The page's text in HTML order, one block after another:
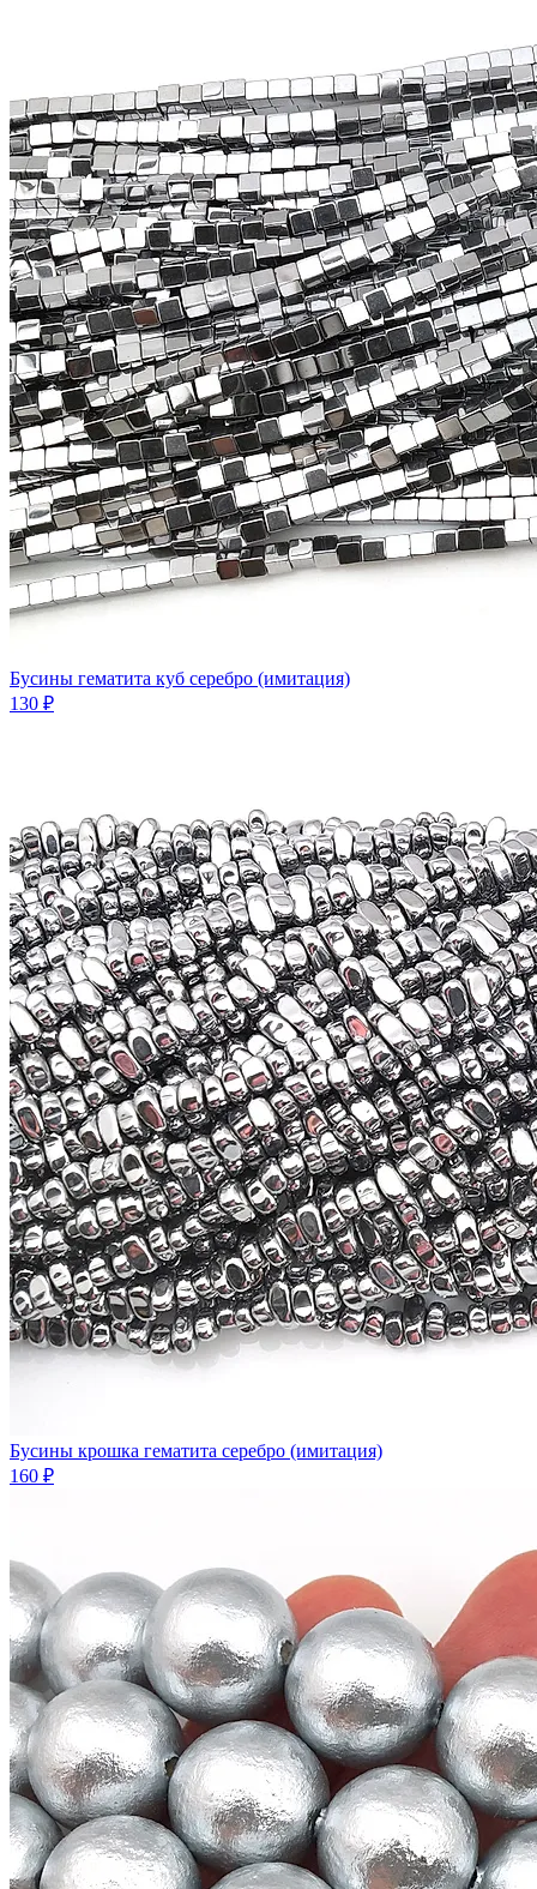
Бусины гематита куб серебро (имитация)
130 ₽
Бусины крошка гематита серебро (имитация)
160 ₽